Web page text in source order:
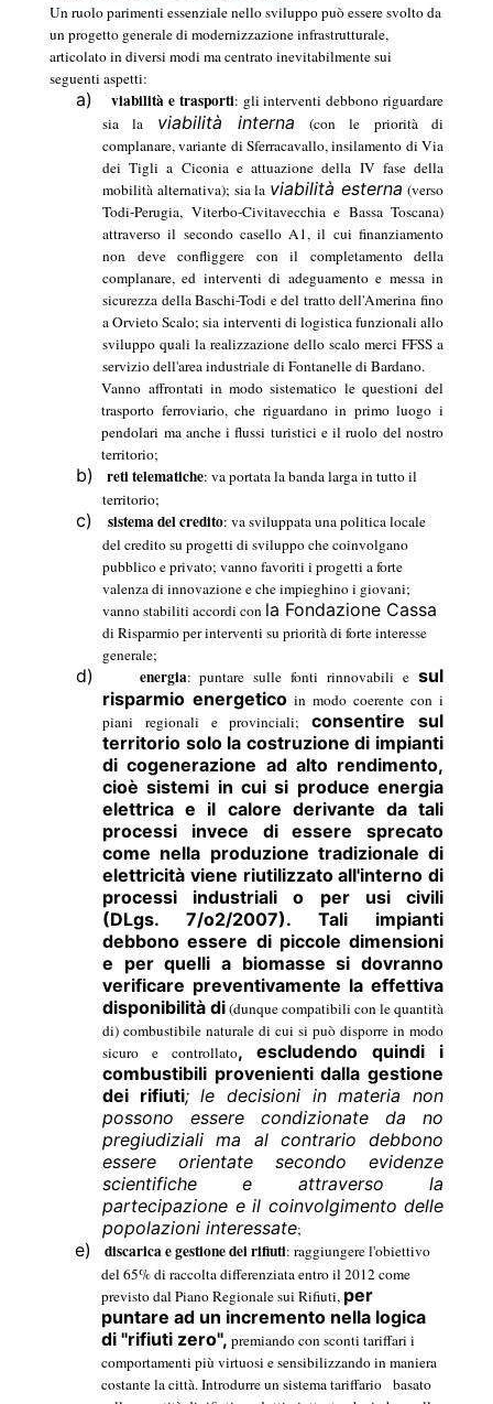
Un ruolo parimenti essenziale nello sviluppo può essere svolto da
un progetto generale di modernizzazione infrastrutturale,
articolato in diversi modi ma centrato inevitabilmente sui
seguenti aspetti:
a) viabilità e trasporti: gli interventi debbono riguardare
sia la viabilità interna (con le priorità di
complanare, variante di Sferracavallo, insilamento di Via
dei Tigli a Ciconia e attuazione della IV fase della
mobilità alternativa); sia la viabilità esterna (verso
Todi-Perugia, Viterbo-Civitavecchia e Bassa Toscana)
attraverso il secondo casello A1, il cui finanziamento
non deve confliggere con il completamento della
complanare, ed interventi di adeguamento e messa in
sicurezza della Baschi-Todi e del tratto dell'Amerina fino
a Orvieto Scalo; sia interventi di logistica funzionali allo
sviluppo quali la realizzazione dello scalo merci FFSS a
servizio dell'area industriale di Fontanelle di Bardano.
Vanno affrontati in modo sistematico le questioni del
trasporto ferroviario, che riguardano in primo luogo i
pendolari ma anche i flussi turistici e il ruolo del nostro
territorio;
b) reti telematiche: va portata la banda larga in tutto il
territorio;
c) sistema del credito: va sviluppata una politica locale
del credito su progetti di sviluppo che coinvolgano
pubblico e privato; vanno favoriti i progetti a forte
valenza di innovazione e che impieghino i giovani;
vanno stabiliti accordi con la Fondazione Cassa
di Risparmio per interventi su priorità di forte interesse
generale;
d) energia: puntare sulle fonti rinnovabili e sul
risparmio energetico in modo coerente con i
piani regionali e provinciali;consentire sul
territorio solo la costruzione di impianti
di cogenerazione ad alto rendimento,
cioè sistemi in cui si produce energia
elettrica e il calore derivante da tali
processi invece di essere sprecato
come nella produzione tradizionale di
elettricità viene riutilizzato all'interno di
processi industriali o per usi civili
(DLgs. 7/o2/2007). Tali impianti
debbono essere di piccole dimensioni
e per quelli a biomasse si dovranno
verificare preventivamente la effettiva
disponibilità di(dunque compatibili con le quantità
di) combustibile naturale di cui si può disporre in modo
sicuro e controllato, escludendo quindi i
combustibili provenienti dalla gestione
dei rifiuti; le decisioni in materia non
possono essere condizionate da no
pregiudiziali ma al contrario debbono
essere orientate secondo evidenze
scientifiche e attraverso la
partecipazione e il coinvolgimento delle
popolazioni interessate;
e) discarica e gestione dei rifiuti: raggiungere l'obiettivo
del 65% di raccolta differenziata entro il 2012 come
previsto dal Piano Regionale sui Rifiuti, per
puntare ad un incremento nella logica
di "rifiuti zero", premiando con sconti tariffari i
comportamenti più virtuosi e sensibilizzando in maniera
costante la città. Introdurre un sistema tariffario basato